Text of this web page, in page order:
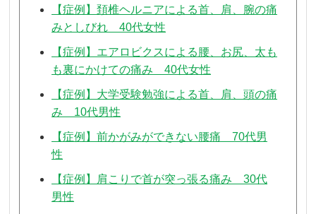
【症例】頚椎ヘルニアによる首、肩、腕の痛
みとしびれ 40代女性
【症例】エアロビクスによる腰、お尻、太も
も裏にかけての痛み 40代女性
【症例】大学受験勉強による首、肩、頭の痛
み 10代男性
【症例】前かがみができない腰痛 70代男
性
【症例】肩こりで首が突っ張る痛み 30代
男性